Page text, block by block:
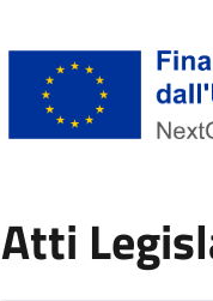
Atti